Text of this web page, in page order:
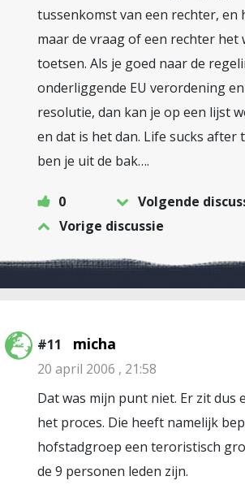
tussenkomst van een rechter, en
maar de vraag of een rechter het
toetsen. Als je goed naar de
onderliggende EU verordening
resolutie, dan kan je op een lijst
en dat is het dan. Life sucks after
ben je uit de bak….
0
Volgende
Vorige discussie
#11 micha
20 april 2006 , 21:58
Dat was mijn punt niet. Er zit dus
het proces. Die heeft namelijk
hofstadgroep een teroristisch
de 9 personen leden zijn.